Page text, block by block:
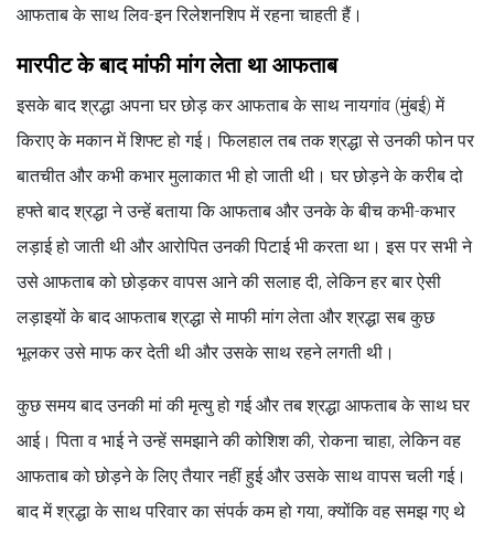
आफताब के साथ लिव-इन रिलेशनशिप में रहना चाहती हैं।
मारपीट के बाद मांफी मांग लेता था आफताब
इसके बाद श्रद्धा अपना घर छोड़ कर आफताब के साथ नायगांव (मुंबई) में
किराए के मकान में शिफ्ट हो गई। फिलहाल तब तक श्रद्धा से उनकी फोन पर
बातचीत और कभी कभार मुलाकात भी हो जाती थी। घर छोड़ने के करीब दो
हफ्ते बाद श्रद्धा ने उन्हें बताया कि आफताब और उनके के बीच कभी-कभार
लड़ाई हो जाती थी और आरोपित उनकी पिटाई भी करता था। इस पर सभी ने
उसे आफताब को छोड़कर वापस आने की सलाह दी, लेकिन हर बार ऐसी
लड़ाइयों के बाद आफताब श्रद्धा से माफी मांग लेता और श्रद्धा सब कुछ
भूलकर उसे माफ कर देती थी और उसके साथ रहने लगती थी।
कुछ समय बाद उनकी मां की मृत्यु हो गई और तब श्रद्धा आफताब के साथ घर
आई। पिता व भाई ने उन्हें समझाने की कोशिश की, रोकना चाहा, लेकिन वह
आफताब को छोड़ने के लिए तैयार नहीं हुई और उसके साथ वापस चली गई।
बाद में श्रद्धा के साथ परिवार का संपर्क कम हो गया, क्योंकि वह समझ गए थे